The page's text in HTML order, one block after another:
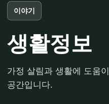
이야기
생활정보
가정 살림과 생활에 도움
공간입니다.